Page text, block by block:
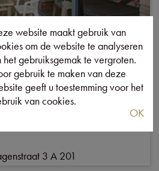
HART VAN
OP 100M VAN
3 A 201
website maakt gebruik van
om de website te analyseren
het gebruiksgemak te vergroten.
gebruik te maken van deze
geeft u toestemming voor het
van cookies.
OK